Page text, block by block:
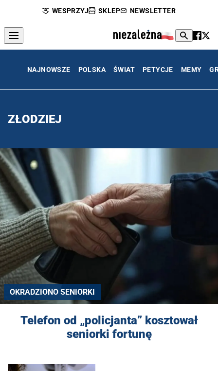
WESPRZYJ SKLEP NEWSLETTER
NAJNOWSZE POLSKA ŚWIAT PETYCJE MEMY
ZŁODZIEJ
OKRADZIONO SENIORKI
Telefon od „policjanta” kosztował
seniorki fortunę